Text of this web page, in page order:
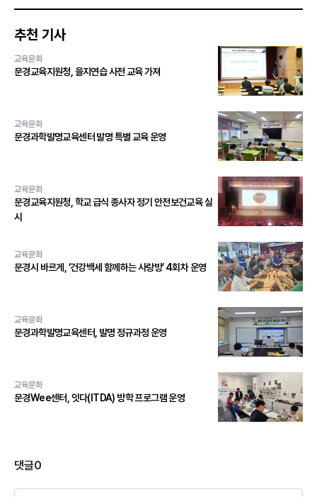
추천 기사
교육문화
문경교육지원청, 을지연습 사전 교육 가져
교육문화
문경과학발명교육센터 발명 특별 교육 운영
교육문화
문경교육지원청, 학교 급식 종사자 정기 안전보건교육 실
시
교육문화
문경시 바르게, ‘건강백세 함께하는 사랑방’ 4회차 운영
교육문화
문경과학발명교육센터, 발명 정규과정 운영
교육문화
문경Wee센터, 잇다(ITDA) 방학 프로그램 운영
댓글0